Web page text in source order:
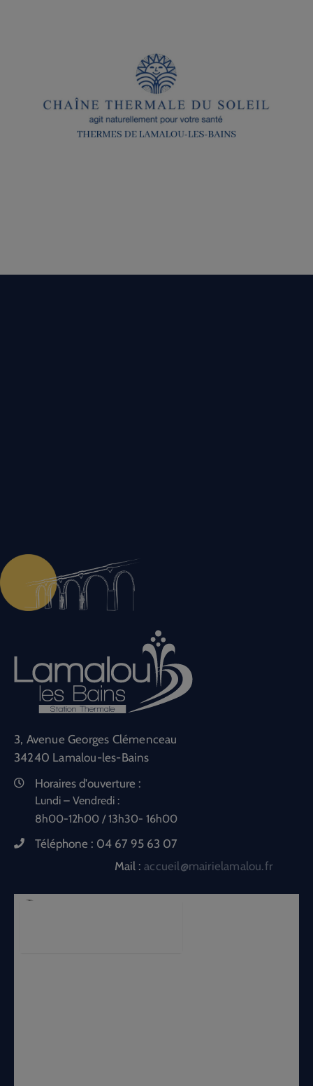
3, Avenue Georges Clémenceau
34240 Lamalou-les-Bains
Horaires d'ouverture :
Lundi – Vendredi :
8h00-12h00 / 13h30- 16h00
Téléphone : 04 67 95 63 07
Mail :accueil@mairielamalou.fr